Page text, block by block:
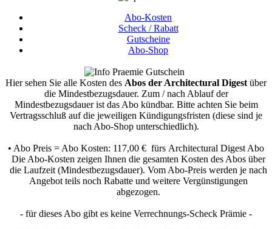
Abo-Kosten
Scheck / Rabatt
Gutscheine
Abo-Shop
Hier sehen Sie alle Kosten des Abos der Architectural Digest über
die Mindestbezugsdauer. Zum / nach Ablauf der
Mindestbezugsdauer ist das Abo kündbar. Bitte achten Sie beim
Vertragsschluß auf die jeweiligen Kündigungsfristen (diese sind je
nach Abo-Shop unterschiedlich).
• Abo Preis = Abo Kosten: 117,00 € fürs Architectural Digest Abo
Die Abo-Kosten zeigen Ihnen die gesamten Kosten des Abos über
die Laufzeit (Mindestbezugsdauer). Vom Abo-Preis werden je nach
Angebot teils noch Rabatte und weitere Vergünstigungen
abgezogen.
- für dieses Abo gibt es keine Verrechnungs-Scheck Prämie -